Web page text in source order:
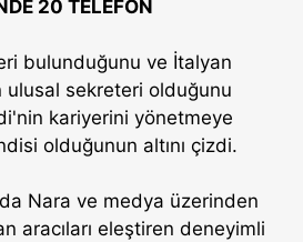
20 TELEFON
bulunduğunu ve İtalyan
ulusal sekreteri olduğunu
kariyerini yönetmeye
olduğunun altını çizdi.
Nara ve medya üzerinden
aracıları eleştiren deneyimli